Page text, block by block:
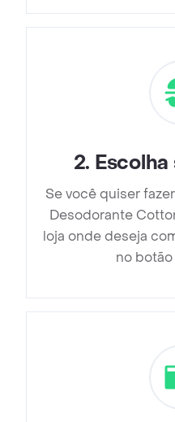
2.
Se você quiser
Desodorante
loja onde deseja
no botão